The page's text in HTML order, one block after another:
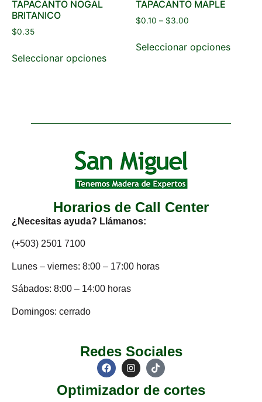
TAPACANTO NOGAL
BRITANICO
$0.35
Seleccionar opciones
TAPACANTO MAPLE
$0.10 – $3.00
Seleccionar opciones
Horarios de Call Center
¿Necesitas ayuda? Llámanos:
(+503) 2501 7100
Lunes – viernes: 8:00 – 17:00 horas
Sábados: 8:00 – 14:00 horas
Domingos: cerrado
Redes Sociales
Optimizador de cortes